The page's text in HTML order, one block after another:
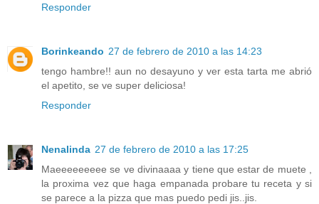
Responder
Borinkeando 27 de febrero de 2010 a las 14:23
tengo hambre!! aun no desayuno y ver esta tarta me abrió
el apetito, se ve super deliciosa!
Responder
Nenalinda 27 de febrero de 2010 a las 17:25
Maeeeeeeeee se ve divinaaaa y tiene que estar de muete ,
la proxima vez que haga empanada probare tu receta y si
se parece a la pizza que mas puedo pedi jis..jis.